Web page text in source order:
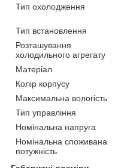
Тип охолодження
Тип встановлення
Розташування
холодильного агрегату
Матеріал
Колір корпусу
Максимальна вологість
Тип управління
Номінальна напруга
Номінальна споживана
потужність